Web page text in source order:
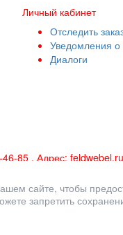
Личный кабинет
Отследить
Уведомления о
Диалоги
46-85 , Адрес: feldwebel.ru
касающаяся
офертой,
форм, не
является ответом на
сайте, чтобы
запретить